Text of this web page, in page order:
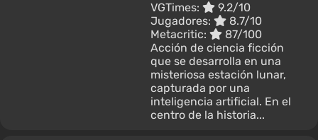
VGTimes:
9.2/10
Jugadores:
8.7/10
Metacritic:
87/100
Acción de ciencia ficción
que se desarrolla en una
misteriosa estación lunar,
capturada por una
inteligencia artificial. En el
centro de la historia...